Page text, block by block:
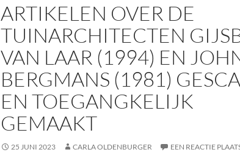
ARTIKELEN OVER DE
TUINARCHITECTEN
VAN LAAR (1994) EN
BERGMANS (1981)
EN TOEGANGKELIJK
GEMAAKT
25 JUNI 2023 CARLA OLDENBURGER EEN REACTIE